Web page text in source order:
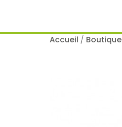
Accueil / Boutique